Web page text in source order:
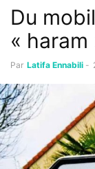
Du
« haram
Par Latifa Ennabili -